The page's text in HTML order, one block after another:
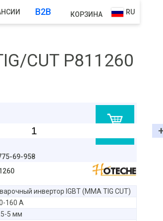
B2B КОРЗИНА RU
CUT P811260
69-958
инвертор IGBT (ММА TIG CUT)
160 А
5 мм